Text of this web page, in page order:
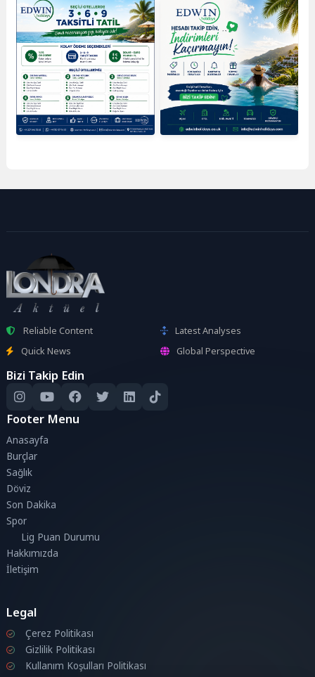
Reliable Content
Latest Analyses
Quick News
Global Perspective
Bizi Takip Edin
Footer Menu
Anasayfa
Burçlar
Sağlık
Döviz
Son Dakika
Spor
Lig Puan Durumu
Hakkımızda
İletişim
Legal
Çerez Politikası
Gizlilik Politikası
Kullanım Koşulları Politikası